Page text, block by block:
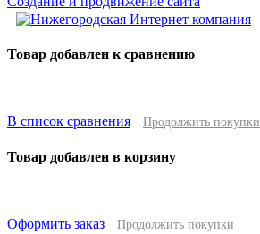
Товар добавлен к сравнению
В список сравнения Продолжить покупки
Товар добавлен в корзину
Оформить заказ Продолжить покупки